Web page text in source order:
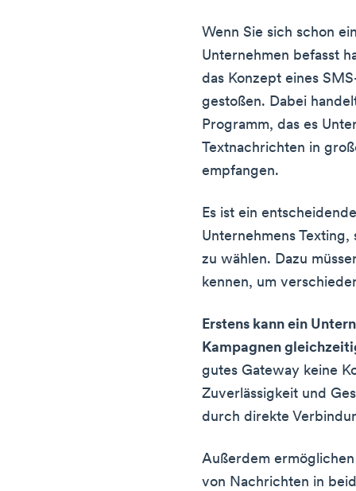
Wenn Sie sich schon
Unternehmen befasst
das Konzept eines
gestoßen. Dabei
Programm, das es
Textnachrichten in
empfangen.
Es ist ein
Unternehmens Texting,
zu wählen. Dazu
kennen, um
Erstens kann ein
Kampagnen
gutes Gateway keine
Zuverlässigkeit und
durch direkte
Außerdem
von Nachrichten in